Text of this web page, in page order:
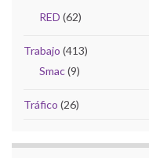
RED (62)
Trabajo (413)
Smac(9)
Tráfico (26)